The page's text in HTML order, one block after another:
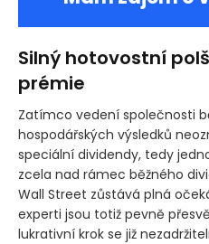
Silný hotovostní
prémie
Zatímco vedení společnosti
hospodářských výsledků
speciální dividendy, tedy
zcela nad rámec běžného
Wall Street zůstává plná
experti jsou totiž pevně
lukrativní krok se již